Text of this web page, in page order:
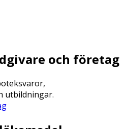
och företag
utbildningar.